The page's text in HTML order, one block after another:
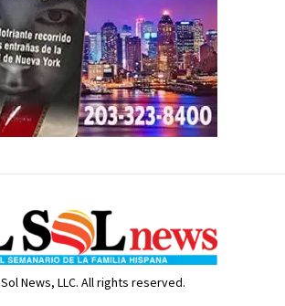
News, LLC. All rights reserved.